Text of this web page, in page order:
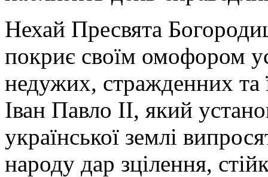
Нехай Пресвята
покриє своїм омофором
недужих, стражденних та
Іван Павло ІІ, який
української землі
народу дар зцілення,